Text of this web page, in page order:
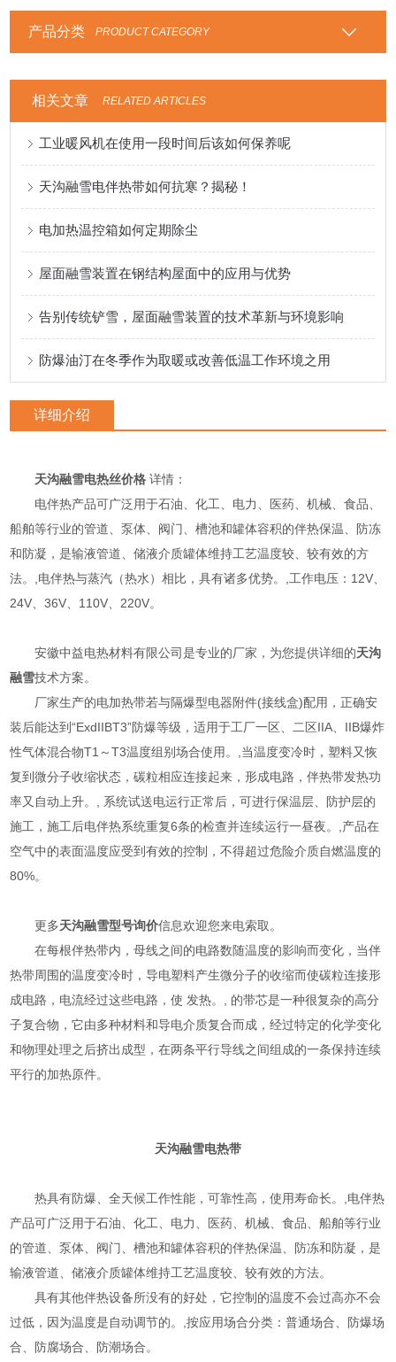
产品分类 PRODUCT CATEGORY
相关文章 RELATED ARTICLES
工业暖风机在使用一段时间后该如何保养呢
天沟融雪电伴热带如何抗寒？揭秘！
电加热温控箱如何定期除尘
屋面融雪装置在钢结构屋面中的应用与优势
告别传统铲雪，屋面融雪装置的技术革新与环境影响
防爆油汀在冬季作为取暖或改善低温工作环境之用
详细介绍
天沟融雪电热丝价格 详情：
电伴热产品可广泛用于石油、化工、电力、医药、机械、食品、
船舶等行业的管道、泵体、阀门、槽池和罐体容积的伴热保温、防冻
和防凝，是输液管道、储液介质罐体维持工艺温度较、较有效的方
法。,电伴热与蒸汽（热水）相比，具有诸多优势。,工作电压：12V、
24V、36V、110V、220V。
安徽中益电热材料有限公司是专业的厂家，为您提供详细的天沟
融雪技术方案。
厂家生产的电加热带若与隔爆型电器附件(接线盒)配用，正确安
装后能达到“ExdIIBT3”防爆等级，适用于工厂一区、二区IIA、IIB爆炸
性气体混合物T1～T3温度组别场合使用。,当温度变冷时，塑料又恢
复到微分子收缩状态，碳粒相应连接起来，形成电路，伴热带发热功
率又自动上升。, 系统试送电运行正常后，可进行保温层、防护层的
施工，施工后电伴热系统重复6条的检查并连续运行一昼夜。,产品在
空气中的表面温度应受到有效的控制，不得超过危险介质自燃温度的
80%。
更多天沟融雪型号询价信息欢迎您来电索取。
在每根伴热带内，母线之间的电路数随温度的影响而变化，当伴
热带周围的温度变冷时，导电塑料产生微分子的收缩而使碳粒连接形
成电路，电流经过这些电路，使 发热。, 的带芯是一种很复杂的高分
子复合物，它由多种材料和导电介质复合而成，经过特定的化学变化
和物理处理之后挤出成型，在两条平行导线之间组成的一条保持连续
平行的加热原件。
天沟融雪电热带
热具有防爆、全天候工作性能，可靠性高，使用寿命长。,电伴热
产品可广泛用于石油、化工、电力、医药、机械、食品、船舶等行业
的管道、泵体、阀门、槽池和罐体容积的伴热保温、防冻和防凝，是
输液管道、储液介质罐体维持工艺温度较、较有效的方法。
具有其他伴热设备所没有的好处，它控制的温度不会过高亦不会
过低，因为温度是自动调节的。,按应用场合分类：普通场合、防爆场
合、防腐场合、防潮场合。